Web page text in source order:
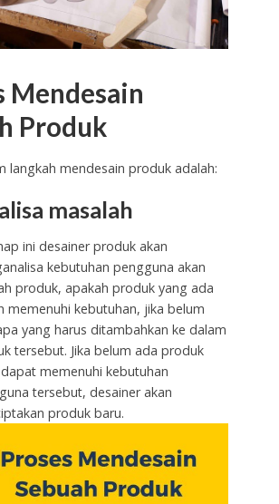
Mendesain
Produk
langkah mendesain produk adalah:
masalah
ini desainer produk akan
kebutuhan pengguna akan
produk, apakah produk yang ada
memenuhi kebutuhan, jika belum
yang harus ditambahkan ke dalam
tersebut. Jika belum ada produk
memenuhi kebutuhan
tersebut, desainer akan
produk baru.